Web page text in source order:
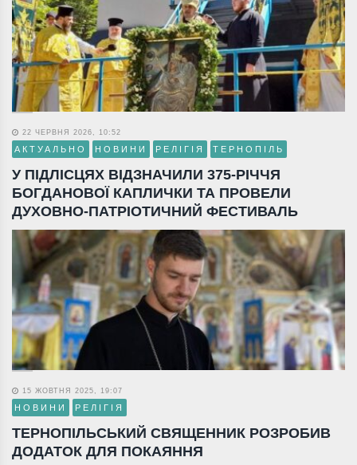
22 ЧЕРВНЯ 2026, 10:52
АКТУАЛЬНО НОВИНИ РЕЛІГІЯ ТЕРНОПІЛЬ
У ПІДЛІСЦЯХ ВІДЗНАЧИЛИ 375-РІЧЧЯ
БОГДАНОВОЇ КАПЛИЧКИ ТА ПРОВЕЛИ
ДУХОВНО-ПАТРІОТИЧНИЙ ФЕСТИВАЛЬ
15 ЖОВТНЯ 2025, 19:07
НОВИНИ РЕЛІГІЯ
ТЕРНОПІЛЬСЬКИЙ СВЯЩЕННИК РОЗРОБИВ
ДОДАТОК ДЛЯ ПОКАЯННЯ